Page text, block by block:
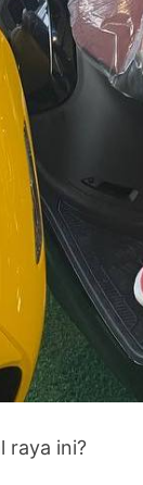
raya ini?